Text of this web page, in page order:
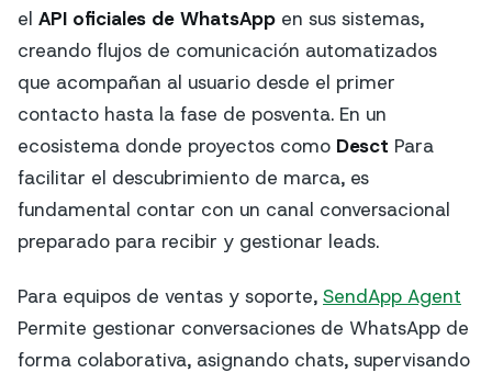
el API oficiales de WhatsApp en sus sistemas,
creando flujos de comunicación automatizados
que acompañan al usuario desde el primer
contacto hasta la fase de posventa. En un
ecosistema donde proyectos como Desct Para
facilitar el descubrimiento de marca, es
fundamental contar con un canal conversacional
preparado para recibir y gestionar leads.
Para equipos de ventas y soporte, SendApp Agent
Permite gestionar conversaciones de WhatsApp de
forma colaborativa, asignando chats, supervisando